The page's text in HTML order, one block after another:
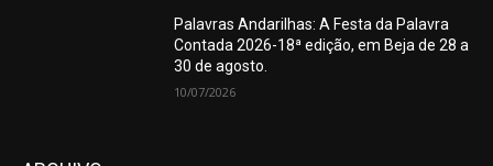
Palavras Andarilhas: A Festa da Palavra
Contada 2026-18ª edição, em Beja de 28 a
30 de agosto.
10/07/2026